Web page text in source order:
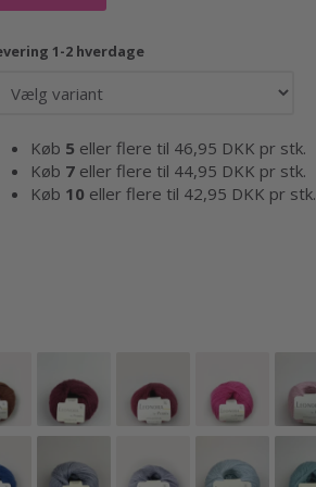
1-2 hverdage
Køb 5 eller flere til 46,95 DKK pr stk.
Køb 7eller flere til 44,95 DKK pr stk.
Køb 10 eller flere til 42,95 DKK pr stk.